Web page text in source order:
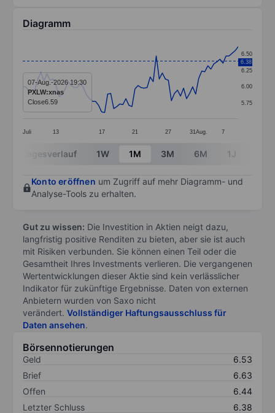
Diagramm
Line chart with 72 data points.
The chart has 1 X axis displaying categories.
The chart has 1 Y axis displaying values. Data
Juli 13 17 21 27 31 Aug. 7
5.75
6.00
6.25
6.50
6.38
07-Aug.-2026 19:30
PXLW:xnas
Close6.59
End of interactive chart.
Tagesverlauf 1W 1M 3M 6M 1J
Konto eröffnen um Zugriff auf mehr Diagramm- und
Analyse-Tools zu erhalten.
Gut zu wissen: Die Investition in Aktien neigt dazu,
langfristig positive Renditen zu bieten, aber sie ist auch
mit Risiken verbunden. Sie können einen Teil oder die
Gesamtheit Ihres Investments verlieren. Die vergangenen
Wertentwicklungen dieser Aktie sind kein verlässlicher
Indikator für zukünftige Ergebnisse. Daten von externen
Anbietern wurden von Saxo nicht
verändert. Vollständiger Haftungsausschluss für
Daten ansehen.
Börsennotierungen
Geld
6.53
Brief
6.63
Offen
6.44
Letzter Schluss
6.38